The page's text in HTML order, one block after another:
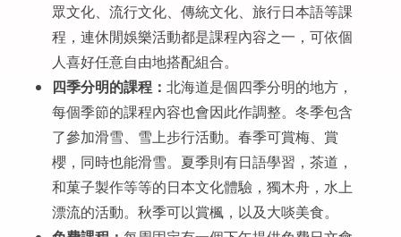
眾文化、流行文化、傳統文化、旅行日本語等課
程，連休閒娛樂活動都是課程內容之一，可依個
人喜好任意自由地搭配組合。
四季分明的課程：北海道是個四季分明的地方，
每個季節的課程內容也會因此作調整。冬季包含
了參加滑雪、雪上步行活動。春季可賞梅、賞
櫻，同時也能滑雪。夏季則有日語學習，茶道，
和菓子製作等等的日本文化體驗，獨木舟，水上
漂流的活動。秋季可以賞楓，以及大啖美食。